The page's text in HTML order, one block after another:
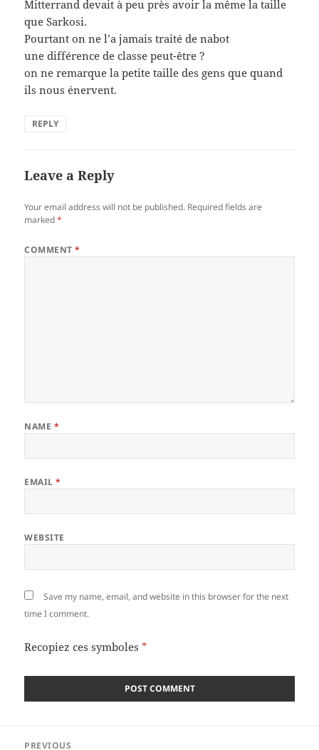
Mitterrand devait à peu près avoir la même la taille
que Sarkosi.
Pourtant on ne l’a jamais traité de nabot
une différence de classe peut-être ?
on ne remarque la petite taille des gens que quand
ils nous énervent.
REPLY
Leave a Reply
Your email address will not be published. Required fields are
marked*
COMMENT*
NAME *
EMAIL*
WEBSITE
Save my name, email, and website in this browser for the next
time I comment.
Recopiez ces symboles *
PREVIOUS